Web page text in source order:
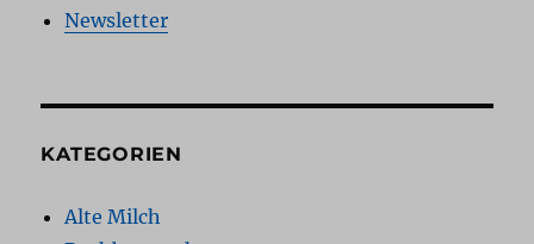
Newsletter
KATEGORIEN
Alte Milch